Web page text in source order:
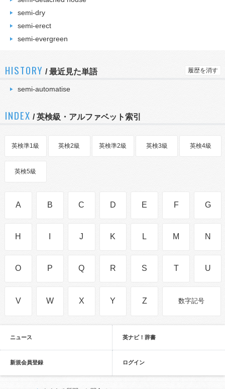
semi-dry
semi-erect
semi-evergreen
HISTORY /最近見た単語 履歴を消す
semi-automatise
INDEX / 英検級・アルファベット索引
英検準1級 英検2級 英検準2級 英検3級 英検4級
英検5級
A B C D E F G
H J K L M N
O P Q R S T U
V W X Y Z 数字記号
ニュース 英ナビ！辞書
新規会員登録 ログイン